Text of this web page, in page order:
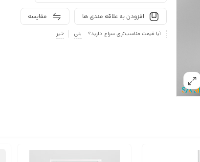
مقایسه افزودن به علاقه مندی ها
آیا قیمت مناسب‌تری سراغ دارید؟ بلی خیر